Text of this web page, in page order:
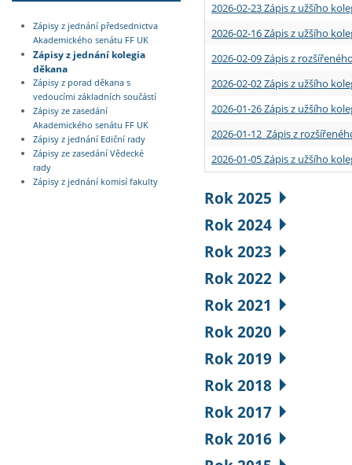
Zápisy z jednání předsednictva
Akademického senátu FF UK
Zápisy z jednání kolegia
děkana
Zápisy z porad děkana s
vedoucími základních součástí
Zápisy ze zasedání
Akademického senátu FF UK
Zápisy z jednání Ediční rady
Zápisy ze zasedání Vědecké
rady
Zápisy z jednání komisí fakulty
2026-02-23 Zápis z užšího
2026-02-16 Zápis z užšího
2026-02-09 Zápis z
2026-02-02 Zápis z užšího
2026-01-26 Zápis z užšího
2026-01-12 Zápis z
2026-01-05 Zápis z užšího
Rok 2025
Rok 2024
Rok 2023
Rok 2022
Rok 2021
Rok 2020
Rok 2019
Rok 2018
Rok 2017
Rok 2016